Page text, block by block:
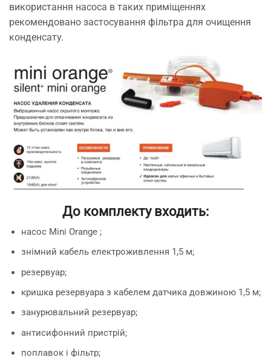
використання насоса в таких приміщеннях
рекомендовано застосування фільтра для очищення
конденсату.
До комплекту входить:
насос Mini Orange ;
знімний кабель електроживлення 1,5 м;
резервуар;
кришка резервуара з кабелем датчика довжиною 1,5 м;
занурювальний резервуар;
антисифонний пристрій;
поплавок і фільтр;